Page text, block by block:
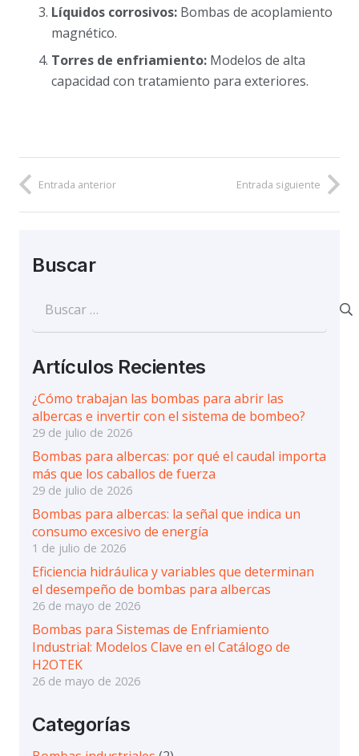
Líquidos corrosivos: Bombas de acoplamiento
magnético.
Torres de enfriamiento: Modelos de alta
capacidad con tratamiento para exteriores.
Entrada anterior Entrada siguiente
Buscar
Artículos Recientes
¿Cómo trabajan las bombas para abrir las
albercas e invertir con el sistema de bombeo?
29 de julio de 2026
Bombas para albercas: por qué el caudal importa
más que los caballos de fuerza
29 de julio de 2026
Bombas para albercas: la señal que indica un
consumo excesivo de energía
1 de julio de 2026
Eficiencia hidráulica y variables que determinan
el desempeño de bombas para albercas
26 de mayo de 2026
Bombas para Sistemas de Enfriamiento
Industrial: Modelos Clave en el Catálogo de
H2OTEK
26 de mayo de 2026
Categorías